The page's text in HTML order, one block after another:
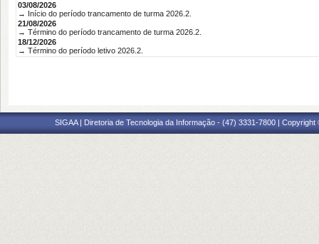
03/08/2026
→ Início do período trancamento de turma 2026.2.
21/08/2026
→ Término do período trancamento de turma 2026.2.
18/12/2026
→ Término do período letivo 2026.2.
SIGAA | Diretoria de Tecnologia da Informação - (47) 3331-7800 |